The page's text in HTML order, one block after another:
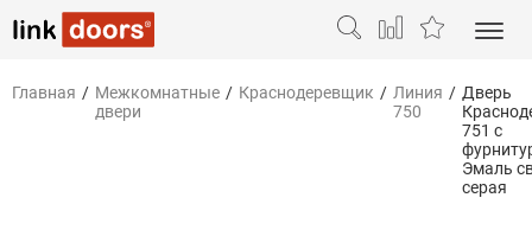
Главная / Межкомнатные
двери
/ Краснодеревщик / Линия
750
/ Дверь
751 с
Эмаль
серая